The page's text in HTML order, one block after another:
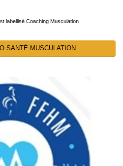
labellisé Coaching Musculation
SANTÉ MUSCULATION